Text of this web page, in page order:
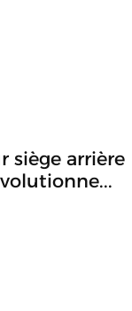
siège arrière